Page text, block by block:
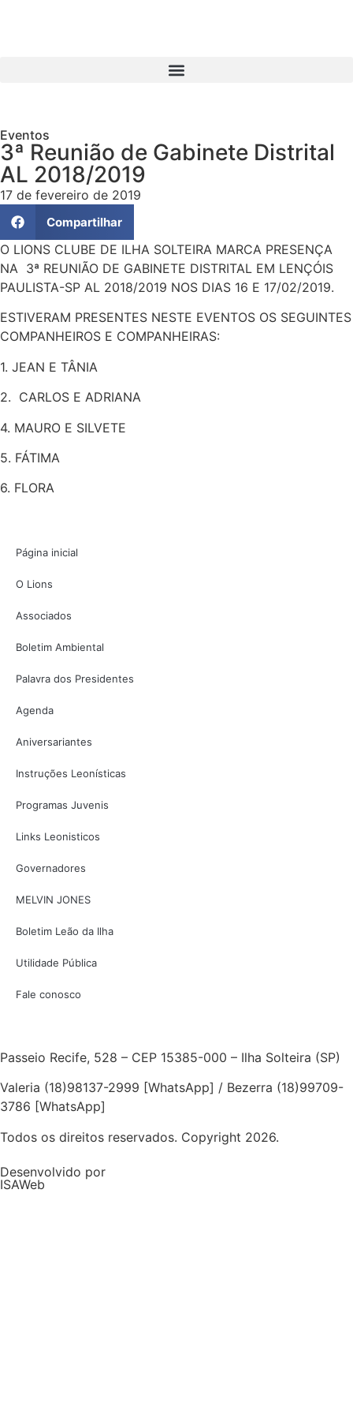
Eventos
3ª Reunião de Gabinete Distrital
AL 2018/2019
17 de fevereiro de 2019
Compartilhar
O LIONS CLUBE DE ILHA SOLTEIRA MARCA PRESENÇA
NA 3ª REUNIÃO DE GABINETE DISTRITAL EM LENÇÓIS
PAULISTA-SP AL 2018/2019 NOS DIAS 16 E 17/02/2019.
ESTIVERAM PRESENTES NESTE EVENTOS OS SEGUINTES
COMPANHEIROS E COMPANHEIRAS:
1. JEAN E TÂNIA
2. CARLOS E ADRIANA
4. MAURO E SILVETE
5. FÁTIMA
6. FLORA
Página inicial
O Lions
Associados
Boletim Ambiental
Palavra dos Presidentes
Agenda
Aniversariantes
Instruções Leonísticas
Programas Juvenis
Links Leonisticos
Governadores
MELVIN JONES
Boletim Leão da Ilha
Utilidade Pública
Fale conosco
Passeio Recife, 528 – CEP 15385-000 – Ilha Solteira (SP)
Valeria (18)98137-2999 [WhatsApp] / Bezerra (18)99709-
3786 [WhatsApp]
Todos os direitos reservados. Copyright 2026.
Desenvolvido por
ISAWeb